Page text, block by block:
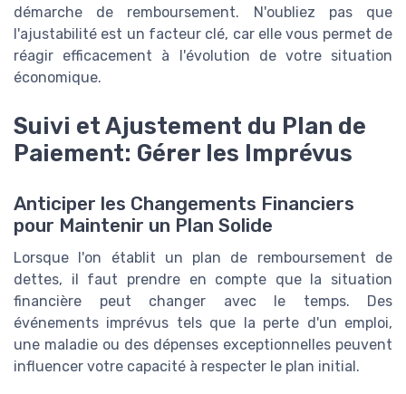
démarche de remboursement. N'oubliez pas que
l'ajustabilité est un facteur clé, car elle vous permet de
réagir efficacement à l'évolution de votre situation
économique.
Suivi et Ajustement du Plan de
Paiement: Gérer les Imprévus
Anticiper les Changements Financiers
pour Maintenir un Plan Solide
Lorsque l'on établit un plan de remboursement de
dettes, il faut prendre en compte que la situation
financière peut changer avec le temps. Des
événements imprévus tels que la perte d'un emploi,
une maladie ou des dépenses exceptionnelles peuvent
influencer votre capacité à respecter le plan initial.